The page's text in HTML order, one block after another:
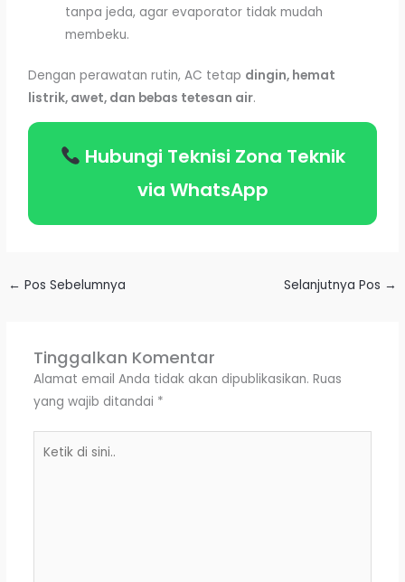
tanpa jeda, agar evaporator tidak mudah
membeku.
Dengan perawatan rutin, AC tetap dingin, hemat
listrik, awet, dan bebas tetesan air.
Hubungi Teknisi Zona Teknik
via WhatsApp
← Pos Sebelumnya Selanjutnya Pos →
Tinggalkan Komentar
Alamat email Anda tidak akan dipublikasikan. Ruas
yang wajib ditandai *